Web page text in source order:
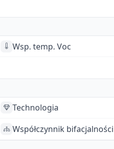
Wsp. temp. Voc
Technologia
Współczynnik bifacjalności